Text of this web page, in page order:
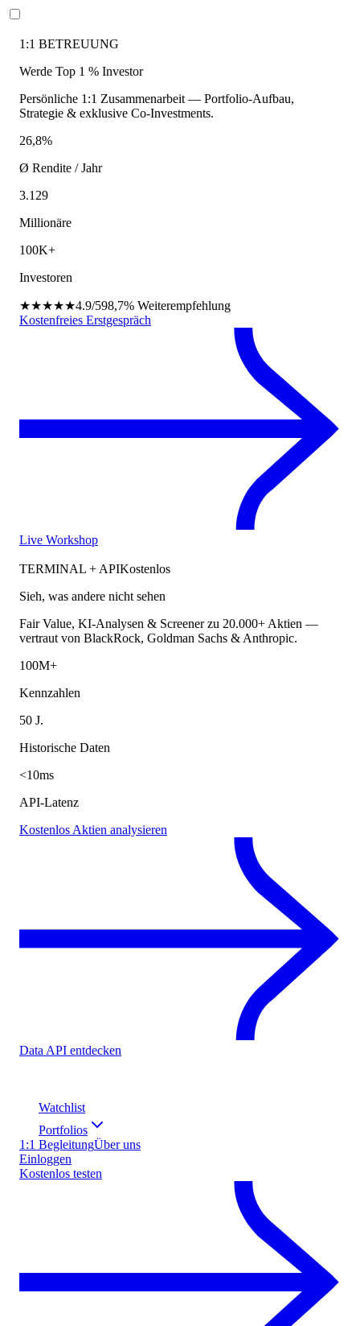
1:1 BETREUUNG
Werde Top 1 % Investor
Persönliche 1:1 Zusammenarbeit — Portfolio-Aufbau,
Strategie & exklusive Co-Investments.
26,8%
Ø Rendite / Jahr
3.129
Millionäre
100K+
Investoren
★★★★★4.9/598,7% Weiterempfehlung
Kostenfreies Erstgespräch
Live Workshop
TERMINAL + APIKostenlos
Sieh, was andere nicht sehen
Fair Value, KI-Analysen & Screener zu 20.000+ Aktien —
vertraut von BlackRock, Goldman Sachs & Anthropic.
100M+
Kennzahlen
50 J.
Historische Daten
<10ms
API-Latenz
Kostenlos Aktien analysieren
Data API entdecken
Watchlist
Portfolios
1:1 BegleitungÜber uns
Einloggen
Kostenlos testen